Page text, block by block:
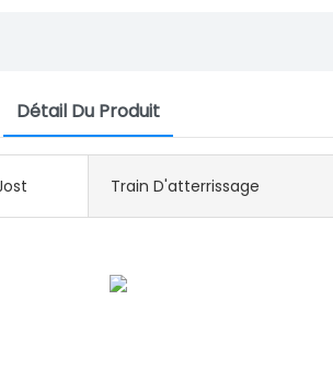
Détail Du Produit
Train D'atterrissage